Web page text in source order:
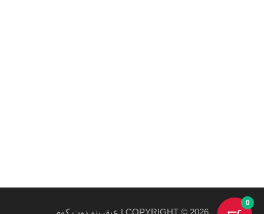
COPYRIGHT © 2026 | عبقرينو دوت كوم
0